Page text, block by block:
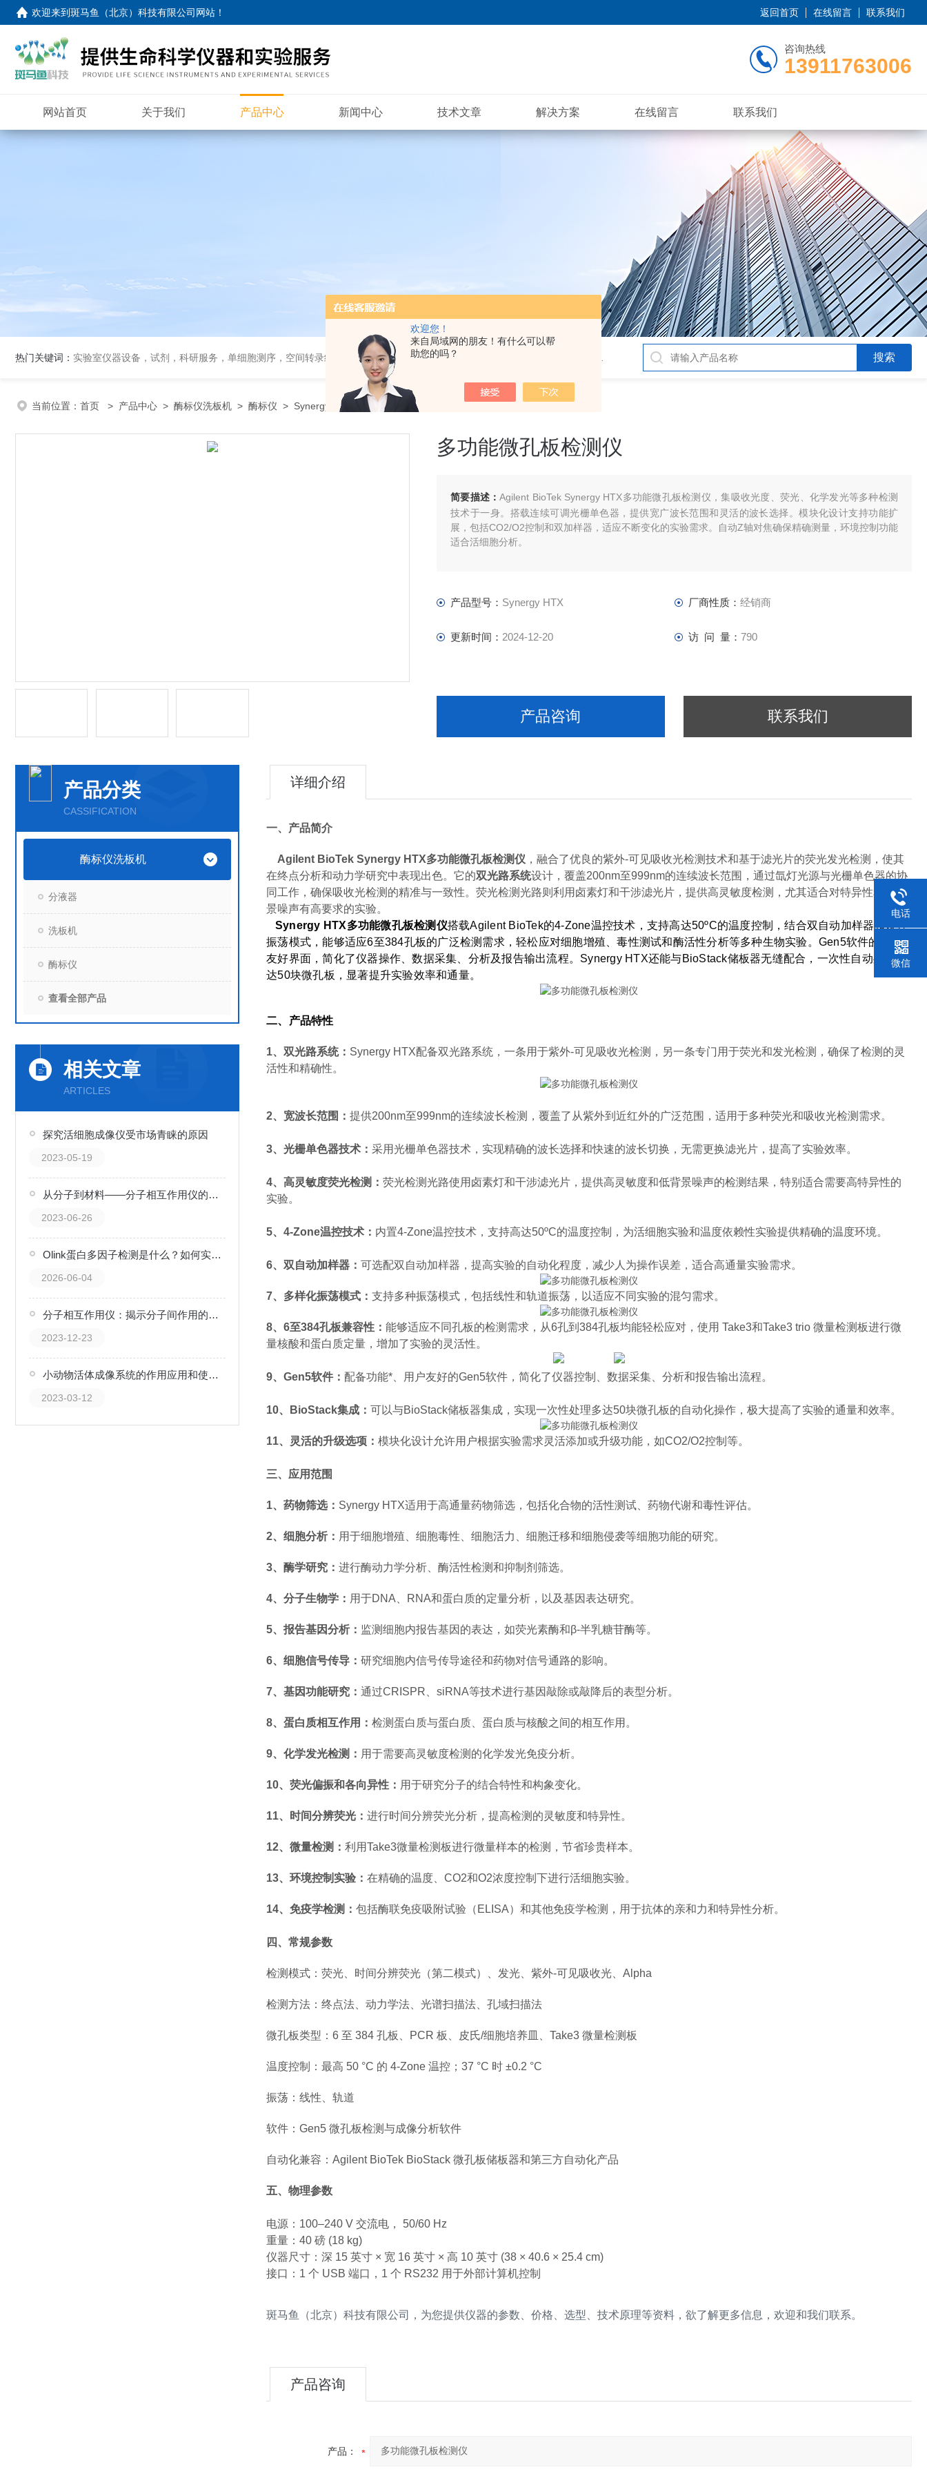
欢迎您！
来自局域网的朋友！有什么可以帮
助您的吗？
欢迎来到斑马鱼（北京）科技有限公司网站 ！ 返回首页 在线留言 联系我们
咨询热线
13911763006
网站首页 关于我们 产品中心 新闻中心 技术文章 解决方案 在线留言 联系我们
热门关键词： 实验室仪器设备，试剂，科研服务，单细胞测序，空间转录组，超灵敏多重细胞因子检测，外泌体，微量热仪，分子互作仪，活细胞成像
当前位置： 首页 > 产品中心 > 酶标仪洗板机 > 酶标仪 > Synergy HTX多功能微孔板检测仪
多功能微孔板检测仪
简要描述：Agilent BioTek Synergy HTX多功能微孔板检测仪，集吸收光度、荧光、化学发光等多种检测
技术于一身。搭载连续可调光栅单色器，提供宽广波长范围和灵活的波长选择。模块化设计支持功能扩
展，包括CO2/O2控制和双加样器，适应不断变化的实验需求。自动Z轴对焦确保精确测量，环境控制功能
适合活细胞分析。
产品型号： Synergy HTX 厂商性质： 经销商
更新时间： 2024-12-20 访 问 量： 790
产品咨询 联系我们
产品分类
CASSIFICATION
酶标仪洗板机
分液器
洗板机
酶标仪
查看全部产品
相关文章
ARTICLES
探究活细胞成像仪受市场青睐的原因
2023-05-19
从分子到材料——分子相互作用仪的应用与前景
2023-06-26
Olink蛋白多因子检测是什么？如何实现高通量蛋白质分析？
2026-06-04
分子相互作用仪：揭示分子间作用的神秘面纱
2023-12-23
小动物活体成像系统的作用应用和使用方法
2023-03-12
详细介绍
一、产品简介
Agilent BioTek Synergy HTX多功能微孔板检测仪 ，融合了优良的紫外-可见吸收光检测技术和基于滤光片的荧光发光检测，使其
在终点分析和动力学研究中表现出色。它的双光路系统设计，覆盖200nm至999nm的连续波长范围，通过氙灯光源与光栅单色器的协
同工作，确保吸收光检测的精准与一致性。荧光检测光路则利用卤素灯和干涉滤光片，提供高灵敏度检测，尤其适合对特异性和低背
景噪声有高要求的实验。
Synergy HTX多功能微孔板检测仪搭载Agilent BioTek的4-Zone温控技术，支持高达50ºC的温度控制，结合双自动加样器和多样
振荡模式，能够适应6至384孔板的广泛检测需求，轻松应对细胞增殖、毒性测试和酶活性分析等多种生物实验。Gen5软件的用户
友好界面，简化了仪器操作、数据采集、分析及报告输出流程。Synergy HTX还能与BioStack储板器无缝配合，一次性自动处理多
达50块微孔板，显著提升实验效率和通量。
二、产品特性
1、双光路系统： Synergy HTX配备双光路系统，一条用于紫外-可见吸收光检测，另一条专门用于荧光和发光检测，确保了检测的灵
活性和精确性。
2、宽波长范围： 提供200nm至999nm的连续波长检测，覆盖了从紫外到近红外的广泛范围，适用于多种荧光和吸收光检测需求。
3、光栅单色器技术： 采用光栅单色器技术，实现精确的波长选择和快速的波长切换，无需更换滤光片，提高了实验效率。
4、高灵敏度荧光检测： 荧光检测光路使用卤素灯和干涉滤光片，提供高灵敏度和低背景噪声的检测结果，特别适合需要高特异性的
实验。
5、4-Zone温控技术： 内置4-Zone温控技术，支持高达50ºC的温度控制，为活细胞实验和温度依赖性实验提供精确的温度环境。
6、双自动加样器： 可选配双自动加样器，提高实验的自动化程度，减少人为操作误差，适合高通量实验需求。
7、多样化振荡模式 ： 支持多种振荡模式，包括线性和轨道振荡，以适应不同实验的混匀需求。
8、6至384孔板兼容性： 能够适应不同孔板的检测需求，从6孔到384孔板均能轻松应对，使用 Take3和Take3 trio 微量检测板进行微
量核酸和蛋白质定量，增加了实验的灵活性。
9、Gen5软件： 配备功能*、用户友好的Gen5软件，简化了仪器控制、数据采集、分析和报告输出流程。
10、BioStack集成： 可以与BioStack储板器集成，实现一次性处理多达50块微孔板的自动化操作，极大提高了实验的通量和效率。
11、灵活的升级选项： 模块化设计允许用户根据实验需求灵活添加或升级功能，如CO2/O2控制等。
三、应用范围
1、药物筛选： Synergy HTX适用于高通量药物筛选，包括化合物的活性测试、药物代谢和毒性评估。
2、细胞分析： 用于细胞增殖、细胞毒性、细胞活力、细胞迁移和细胞侵袭等细胞功能的研究。
3、酶学研究： 进行酶动力学分析、酶活性检测和抑制剂筛选。
4、分子生物学： 用于DNA、RNA和蛋白质的定量分析，以及基因表达研究。
5、报告基因分析： 监测细胞内报告基因的表达，如荧光素酶和β-半乳糖苷酶等。
6、细胞信号传导： 研究细胞内信号传导途径和药物对信号通路的影响。
7、基因功能研究 ： 通过CRISPR、siRNA等技术进行基因敲除或敲降后的表型分析。
8、蛋白质相互作用： 检测蛋白质与蛋白质、蛋白质与核酸之间的相互作用。
9、化学发光检测： 用于需要高灵敏度检测的化学发光免疫分析。
10、荧光偏振和各向异性： 用于研究分子的结合特性和构象变化。
11、时间分辨荧光： 进行时间分辨荧光分析，提高检测的灵敏度和特异性。
12、微量检测： 利用Take3微量检测板进行微量样本的检测，节省珍贵样本。
13、环境控制实验： 在精确的温度、CO2和O2浓度控制下进行活细胞实验。
14、免疫学检测： 包括酶联免疫吸附试验（ELISA）和其他免疫学检测，用于抗体的亲和力和特异性分析。
四、常规参数
检测模式：荧光、时间分辨荧光（第二模式）、发光、紫外-可见吸收光、Alpha
检测方法：终点法、动力学法、光谱扫描法、孔域扫描法
微孔板类型：6 至 384 孔板、PCR 板、皮氏/细胞培养皿、Take3 微量检测板
温度控制：最高 50 °C 的 4-Zone 温控；37 °C 时 ±0.2 °C
振荡：线性、轨道
软件：Gen5 微孔板检测与成像分析软件
自动化兼容：Agilent BioTek BioStack 微孔板储板器和第三方自动化产品
五、物理参数
电源：100–240 V 交流电， 50/60 Hz
重量：40 磅 (18 kg)
仪器尺寸：深 15 英寸 × 宽 16 英寸 × 高 10 英寸 (38 × 40.6 × 25.4 cm)
接口：1 个 USB 端口，1 个 RS232 用于外部计算机控制
斑马鱼（北京）科技有限公司，为您提供仪器的参数、价格、选型、技术原理等资料，欲了解更多信息，欢迎和我们联系。
产品咨询
产品：
电话
微信